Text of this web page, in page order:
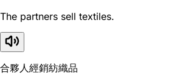
The partners sell textiles.
合夥人經銷紡織品